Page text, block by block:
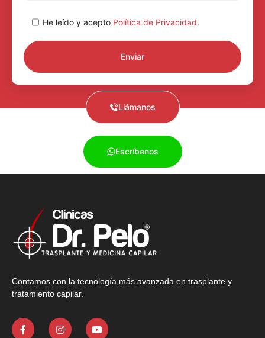
He leído y acepto Política de Privacidad.
Llámanos
Escríbenos
Contamos con la tecnología más avanzada en trasplante y
tratamiento capilar.